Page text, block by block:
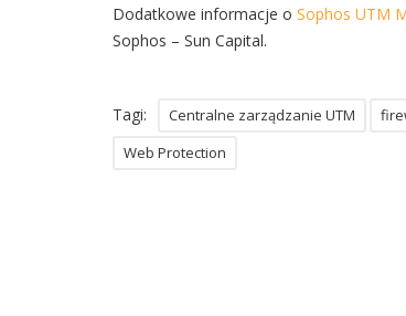
Dodatkowe informacje o Sophos UTM
Sophos – Sun Capital.
Tagi: Centralne zarządzanie UTM
Web Protection